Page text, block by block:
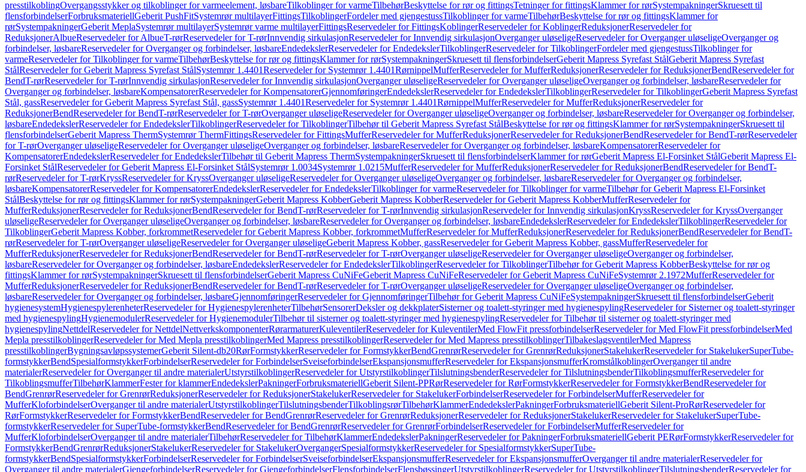
presstilkoblingOvergangsstykker og tilkoblinger for varmeelement, løsbareTilkoblinger for varmeTilbehørBeskyttelse for rør og fittingsTetninger for fittingsKlammer for rørSystempakningerSkruesett til
flensforbindelserForbruksmateriellGeberit PushFitSystemrør multilayerFittingsTilkoblingerFordeler med gjengestussTilkoblinger for varmeTilbehørBeskyttelse for rør og fittingsKlammer for
rørSystempakningerGeberit MeplaSystemrør multilayerSystemrør varme multilayerFittingsReservedeler for FittingsKoblingerReservedeler for KoblingerReduksjonerReservedeler for
ReduksjonerAlbueReservedeler for AlbueT-rørReservedeler for T-rørInnvendig sirkulasjonReservedeler for Innvendig sirkulasjonOverganger uløseligeReservedeler for Overganger uløseligeOverganger og
forbindelser, løsbareReservedeler for Overganger og forbindelser, løsbareEndedekslerReservedeler for EndedekslerTilkoblingerReservedeler for TilkoblingerFordeler med gjengestussTilkoblinger for
varmeReservedeler for Tilkoblinger for varmeTilbehørBeskyttelse for rør og fittingsKlammer for rørSystempakningerSkruesett til flensforbindelserGeberit Mapress Syrefast StålGeberit Mapress Syrefast
StålReservedeler for Geberit Mapress Syrefast StålSystemrør 1.4401Reservedeler for Systemrør 1.4401RørnippelMufferReservedeler for MufferReduksjonerReservedeler for ReduksjonerBendReservedeler for
BendT-rørReservedeler for T-rørInnvendig sirkulasjonReservedeler for Innvendig sirkulasjonOverganger uløseligeReservedeler for Overganger uløseligeOverganger og forbindelser, løsbareReservedeler for
Overganger og forbindelser, løsbareKompensatorerReservedeler for KompensatorerGjennomføringerEndedekslerReservedeler for EndedekslerTilkoblingerReservedeler for TilkoblingerGeberit Mapress Syrefast
Stål, gassReservedeler for Geberit Mapress Syrefast Stål, gassSystemrør 1.4401Reservedeler for Systemrør 1.4401RørnippelMufferReservedeler for MufferReduksjonerReservedeler for
ReduksjonerBendReservedeler for BendT-rørReservedeler for T-rørOverganger uløseligeReservedeler for Overganger uløseligeOverganger og forbindelser, løsbareReservedeler for Overganger og forbindelser,
løsbareEndedekslerReservedeler for EndedekslerTilkoblingerReservedeler for TilkoblingerTilbehør til Geberit Mapress Syrefast StålBeskyttelse for rør og fittingsKlammer for rørSystempakningerSkruesett til
flensforbindelserGeberit Mapress ThermSystemrør ThermFittingsReservedeler for FittingsMufferReservedeler for MufferReduksjonerReservedeler for ReduksjonerBendReservedeler for BendT-rørReservedeler
for T-rørOverganger uløseligeReservedeler for Overganger uløseligeOverganger og forbindelser, løsbareReservedeler for Overganger og forbindelser, løsbareKompensatorerReservedeler for
KompensatorerEndedekslerReservedeler for EndedekslerTilbehør til Geberit Mapress ThermSystempakningerSkruesett til flensforbindelserKlammer for rørGeberit Mapress El-Forsinket StålGeberit Mapress El-
Forsinket StålReservedeler for Geberit Mapress El-Forsinket StålSystemrør 1.0034Systemrør 1.0215MufferReservedeler for MufferReduksjonerReservedeler for ReduksjonerBendReservedeler for BendT-
rørReservedeler for T-rørKryssReservedeler for KryssOverganger uløseligeReservedeler for Overganger uløseligeOverganger og forbindelser, løsbareReservedeler for Overganger og forbindelser,
løsbareKompensatorerReservedeler for KompensatorerEndedekslerReservedeler for EndedekslerTilkoblinger for varmeReservedeler for Tilkoblinger for varmeTilbehør for Geberit Mapress El-Forsinket
StålBeskyttelse for rør og fittingsKlammer for rørSystempakningerGeberit Mapress KobberGeberit Mapress KobberReservedeler for Geberit Mapress KobberMufferReservedeler for
MufferReduksjonerReservedeler for ReduksjonerBendReservedeler for BendT-rørReservedeler for T-rørInnvendig sirkulasjonReservedeler for Innvendig sirkulasjonKryssReservedeler for KryssOverganger
uløseligeReservedeler for Overganger uløseligeOverganger og forbindelser, løsbareReservedeler for Overganger og forbindelser, løsbareEndedekslerReservedeler for EndedekslerTilkoblingerReservedeler for
TilkoblingerGeberit Mapress Kobber, forkrommetReservedeler for Geberit Mapress Kobber, forkrommetMufferReservedeler for MufferReduksjonerReservedeler for ReduksjonerBendReservedeler for BendT-
rørReservedeler for T-rørOverganger uløseligeReservedeler for Overganger uløseligeGeberit Mapress Kobber, gassReservedeler for Geberit Mapress Kobber, gassMufferReservedeler for
MufferReduksjonerReservedeler for ReduksjonerBendReservedeler for BendT-rørReservedeler for T-rørOverganger uløseligeReservedeler for Overganger uløseligeOverganger og forbindelser,
løsbareReservedeler for Overganger og forbindelser, løsbareEndedekslerReservedeler for EndedekslerTilkoblingerReservedeler for TilkoblingerTilbehør for Geberit Mapress KobberBeskyttelse for rør og
fittingsKlammer for rørSystempakningerSkruesett til flensforbindelserGeberit Mapress CuNiFeGeberit Mapress CuNiFeReservedeler for Geberit Mapress CuNiFeSystemrør 2.1972MufferReservedeler for
MufferReduksjonerReservedeler for ReduksjonerBendReservedeler for BendT-rørReservedeler for T-rørOverganger uløseligeReservedeler for Overganger uløseligeOverganger og forbindelser,
løsbareReservedeler for Overganger og forbindelser, løsbareGjennomføringerReservedeler for GjennomføringerTilbehør for Geberit Mapress CuNiFeSystempakningerSkruesett til flensforbindelserGeberit
hygienesystemHygienespylerenheterReservedeler for HygienespylerenheterTilbehørSensorerDeksler og dekkplaterSisterner og toalett-styringer med hygienespylingReservedeler for Sisterner og toalett-styringer
med hygienespylingHygienemodulerReservedeler for HygienemodulerTilbehør til sisterner og toalett-styringer med hygienespylingReservedeler for Tilbehør til sisterner og toalett-styringer med
hygienespylingNettdelReservedeler for NettdelNettverkskomponenterRørarmaturerKuleventilerReservedeler for KuleventilerMed FlowFit pressforbindelserReservedeler for Med FlowFit pressforbindelserMed
Mepla presstilkoblingerReservedeler for Med Mepla presstilkoblingerMed Mapress presstilkoblingerReservedeler for Med Mapress presstilkoblingerTilbakeslagsventilerMed Mapress
presstilkoblingerBygningsavløpssystemerGeberit Silent-db20RørFormstykkerReservedeler for FormstykkerBendGrenrørReservedeler for GrenrørReduksjonerStakelukerReservedeler for StakelukerSuperTube-
formstykkerBendSpesialformstykkerForbindelserReservedeler for ForbindelserSveiseforbindelserEkspansjonsmufferReservedeler for EkspansjonsmufferKromstålkoblingerOverganger til andre
materialerReservedeler for Overganger til andre materialerUtstyrstilkoblingerReservedeler for UtstyrstilkoblingerTilslutningsbenderReservedeler for TilslutningsbenderTilkoblingsmufferReservedeler for
TilkoblingsmufferTilbehørKlammerFester for klammerEndedekslerPakningerForbruksmateriellGeberit Silent-PPRørReservedeler for RørFormstykkerReservedeler for FormstykkerBendReservedeler for
BendGrenrørReservedeler for GrenrørReduksjonerReservedeler for ReduksjonerStakelukerReservedeler for StakelukerForbindelserReservedeler for ForbindelserMufferReservedeler for
MufferKloforbindelserOverganger til andre materialerUtstyrstilkoblingerTilslutningsbenderTilkoblingsrørTilbehørKlammerEndedekslerPakningerForbruksmateriellGeberit Silent-ProRørReservedeler for
RørFormstykkerReservedeler for FormstykkerBendReservedeler for BendGrenrørReservedeler for GrenrørReduksjonerReservedeler for ReduksjonerStakelukerReservedeler for StakelukerSuperTube-
formstykkerReservedeler for SuperTube-formstykkerBendReservedeler for BendGrenrørReservedeler for GrenrørForbindelserReservedeler for ForbindelserMufferReservedeler for
MufferKloforbindelserOverganger til andre materialerTilbehørReservedeler for TilbehørKlammerEndedekslerPakningerReservedeler for PakningerForbruksmateriellGeberit PERørFormstykkerReservedeler for
FormstykkerBendGrenrørReduksjonerStakelukerReservedeler for StakelukerOvergangerSpesialformstykkerReservedeler for SpesialformstykkerSuperTube-
formstykkerBendSpesialformstykkerForbindelserReservedeler for ForbindelserSveiseforbindelserEkspansjonsmufferReservedeler for EkspansjonsmufferOverganger til andre materialerReservedeler for
Overganger til andre materialerGjengeforbindelserReservedeler for GjengeforbindelserFlensforbindelserFlensbøssingerUtstyrstilkoblingerReservedeler for UtstyrstilkoblingerTilslutningsbenderReservedeler for